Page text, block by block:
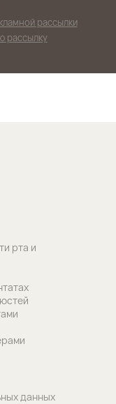
рассылки
рассылку
рта и
данных